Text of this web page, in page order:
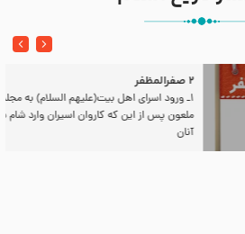
1ـ ورود اسراى اهل بیت‌(علیهم السلام) به مجلس یزید
ملعون پس از این كه كاروان اسیران وارد شام شدند،